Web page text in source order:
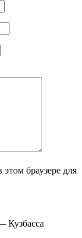
браузере для
Кузбасса